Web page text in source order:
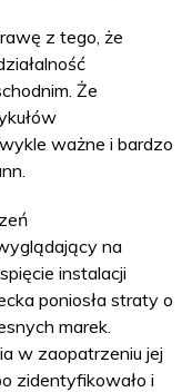
z tego, że
Że
ważne i bardzo
na
instalacji
poniosła straty o
marek.
w zaopatrzeniu jej
zidentyfikowało i